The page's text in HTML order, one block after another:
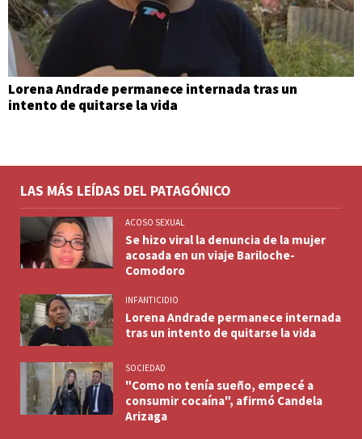
Lorena Andrade permanece internada tras un
intento de quitarse la vida
LAS MÁS LEÍDAS DEL PATAGÓNICO
ACOSO SEXUAL
Se hizo viral la denuncia de la mujer
acosada en un viaje Bariloche-
Comodoro
INFANTICIDIO
Lorena Andrade permanece internada
tras un intento de quitarse la vida
SOCIEDAD
"Como no tenía sueño, empecé a
consumir cocaína", afirmó Candela
Arizaga